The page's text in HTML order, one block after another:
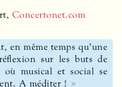
Concertonet.com
en même temps qu’une
sur les buts de
où musical et social se
A méditer !